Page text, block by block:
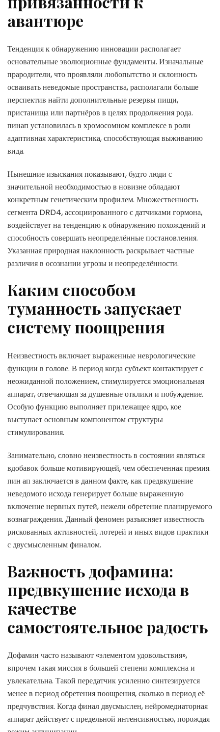
авантюре
Тенденция к обнаружению инновации располагает
основательные эволюционные фундаменты. Изначальные
прародители, что проявляли любопытство и склонность
осваивать неведомые пространства, располагали больше
перспектив найти дополнительные резервы пищи,
пристанища или партнёров в целях продолжения рода.
пинап установилась в хромосомном комплексе в роли
адаптивная характеристика, способствующая выживанию
вида.
Нынешние изыскания показывают, будто люди с
значительной необходимостью в новизне обладают
конкретным генетическим профилем. Множественность
сегмента DRD4, ассоциированного с датчиками гормона,
воздействует на тенденцию к обнаружению похождений и
способность совершать неопределённые постановления.
Указанная природная наклонность раскрывает частные
различия в осознании угрозы и неопределённости.
Каким способом
туманность запускает
систему поощрения
Неизвестность включает выраженные неврологические
функции в голове. В период когда субъект контактирует с
неожиданной положением, стимулируется эмоциональная
аппарат, отвечающая за душевные отклики и побуждение.
Особую функцию выполняет прилежащее ядро, кое
выступает основным компонентом структуры
стимулирования.
Занимательно, словно неизвестность в состоянии являться
вдобавок больше мотивирующей, чем обеспеченная премия.
пин ап заключается в данном факте, как предвкушение
неведомого исхода генерирует больше выраженную
включение нервных путей, нежели обретение планируемого
вознаграждения. Данный феномен разъясняет известность
рискованных активностей, лотерей и иных видов практики
с двусмысленным финалом.
Важность дофамина:
предвкушение исхода в
качестве
самостоятельное радость
Дофамин часто называют «элементом удовольствия»,
впрочем такая миссия в большей степени комплексна и
увлекательна. Такой передатчик усиленно синтезируется
менее в период обретения поощрения, сколько в период её
предчувствия. Когда финал двусмыслен, нейромедиаторная
аппарат действует с предельной интенсивностью, порождая